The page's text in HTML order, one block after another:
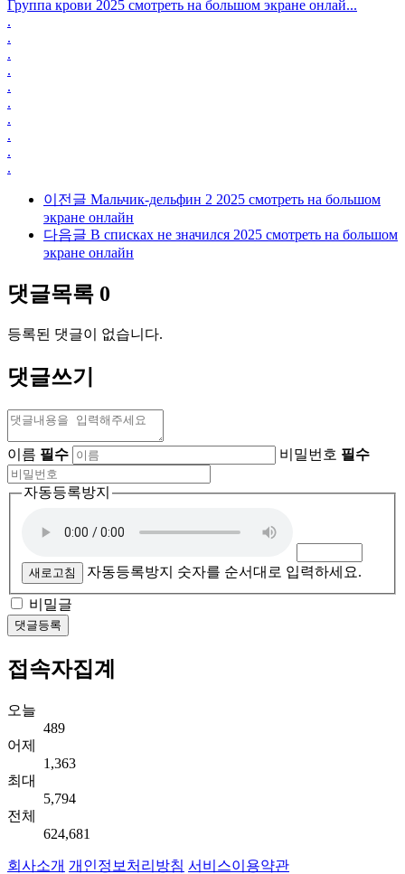
Группа крови 2025 смотреть на большом экране онлай...
.
.
.
.
.
.
.
.
.
.
이전글 Мальчик-дельфин 2 2025 смотреть на большом
экране онлайн
다음글 В списках не значился 2025 смотреть на большом
экране онлайн
댓글목록 0
등록된 댓글이 없습니다.
댓글쓰기
이름 필수 비밀번호 필수
자동등록방지
새로고침 자동등록방지 숫자를 순서대로 입력하세요.
비밀글
댓글등록
접속자집계
오늘
489
어제
1,363
최대
5,794
전체
624,681
회사소개 개인정보처리방침 서비스이용약관